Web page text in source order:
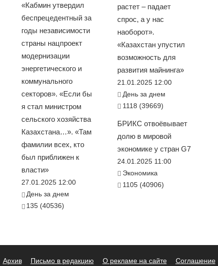
«Кабмин утвердил
беспрецедентный за
годы независимости
страны нацпроект
модернизации
энергетического и
коммунального
секторов». «Если бы
я стал министром
сельского хозяйства
Казахстана…». «Там
фамилии всех, кто
был приближен к
власти»
27.01.2025 12:00
День за днем
135 (40536)
растет – падает
спрос, а у нас
наоборот».
«Казахстан упустил
возможность для
развития майнинга»
21.01.2025 12:00
День за днем
1118 (39669)
БРИКС отвоёвывает
долю в мировой
экономике у стран G7
24.01.2025 11:00
Экономика
1105 (40906)
Архив Письмо в редакцию О рекламе на сайте Соглашение